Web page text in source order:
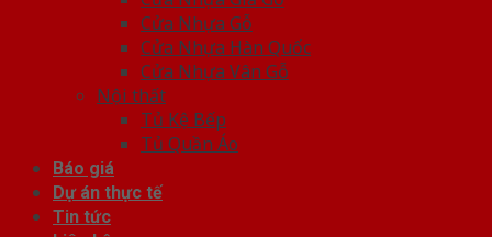
Cửa Nhựa Gỗ
Cửa Nhựa Hàn Quốc
Cửa Nhựa Vân Gỗ
Nội thất
Tủ Kệ Bếp
Tủ Quần Áo
Báo giá
Dự án thực tế
Tin tức